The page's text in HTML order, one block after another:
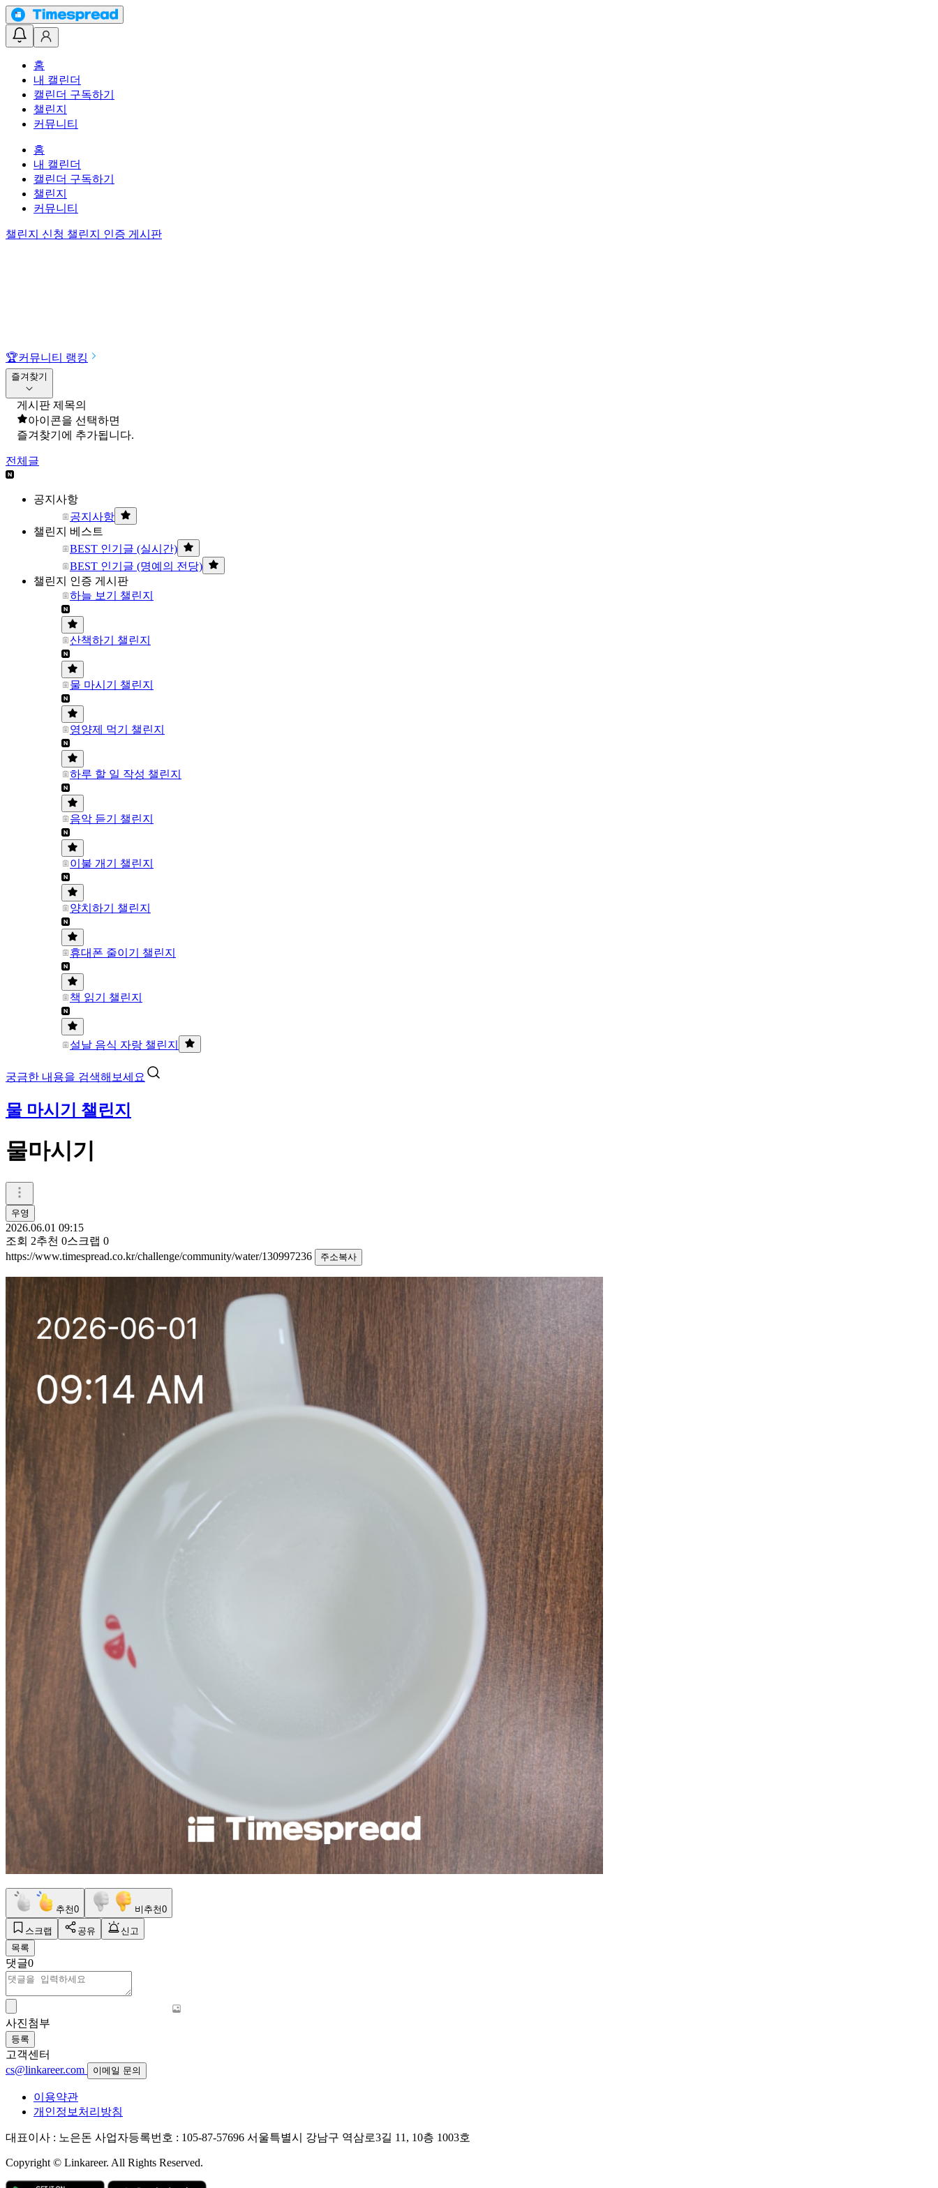
홈
내 캘린더
캘린더 구독하기
챌린지
커뮤니티
홈
내 캘린더
캘린더 구독하기
챌린지
커뮤니티
챌린지 신청 챌린지 인증 게시판
🏆커뮤니티 랭킹
즐겨찾기
게시판 제목의
아이콘을 선택하면
즐겨찾기에 추가됩니다.
전체글
공지사항
공지사항
챌린지 베스트
BEST 인기글 (실시간)
BEST 인기글 (명예의 전당)
챌린지 인증 게시판
하늘 보기 챌린지
산책하기 챌린지
물 마시기 챌린지
영양제 먹기 챌린지
하루 할 일 작성 챌린지
음악 듣기 챌린지
이불 개기 챌린지
양치하기 챌린지
휴대폰 줄이기 챌린지
책 읽기 챌린지
설날 음식 자랑 챌린지
궁금한 내용을 검색해보세요
물 마시기 챌린지
물마시기
우영
2026.06.01 09:15
조회 2추천 0스크랩 0
https://www.timespread.co.kr/challenge/community/water/130997236
주소복사
추천0 비추천0
스크랩 공유
신고
목록
댓글0
사진첨부
등록
고객센터
cs@linkareer.com
이메일 문의
이용약관
개인정보처리방침
대표이사 : 노은돈 사업자등록번호 : 105-87-57696 서울특별시 강남구 역삼로3길 11, 10층 1003호
Copyright © Linkareer. All Rights Reserved.